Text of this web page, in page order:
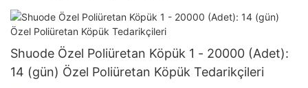
Shuode Özel Poliüretan Köpük 1 - 20000 (Adet):
14 (gün) Özel Poliüretan Köpük Tedarikçileri